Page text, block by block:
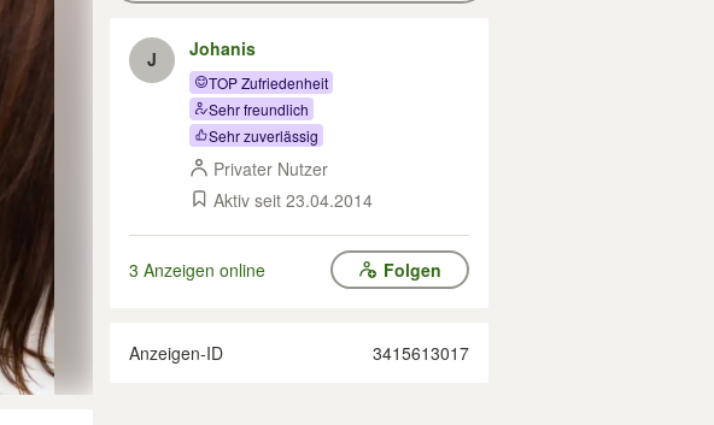
J Johanis
TOP Zufriedenheit
Sehr freundlich
Sehr zuverlässig
Privater Nutzer
Aktiv seit 23.04.2014
3 Anzeigen online Folgen
Anzeigen-ID 3415613017